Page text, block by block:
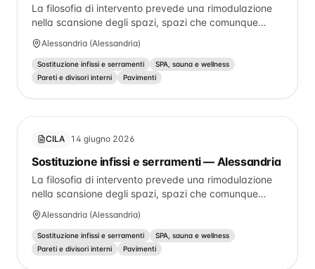
La filosofia di intervento prevede una rimodulazione
nella scansione degli spazi, spazi che comunque
hanno già subito nel tempo maneggiamenti per via
delle necessità e usi. Gli interventi saranno di natura
edile (pareti in cartongesso, pavimentazioni,
controsoffitti, infissi interni, nuovi servizi igienici, nuovi
meccanica).
Alessandria (Alessandria)
Sostituzione infissi e serramenti
SPA, sauna e wellness
Pareti e divisori interni
Pavimenti
CILA 14 giugno 2026
Sostituzione infissi e serramenti — Alessandria
La filosofia di intervento prevede una rimodulazione
nella scansione degli spazi, spazi che comunque
hanno già subito nel tempo maneggiamenti per via
delle necessità e usi. Gli interventi saranno di natura
edile (pareti in cartongesso, pavimentazioni,
controsoffitti, infissi interni, nuovi servizi igienici, nuovi
Alessandria (Alessandria)
Sostituzione infissi e serramenti
SPA, sauna e wellness
Pareti e divisori interni
Pavimenti